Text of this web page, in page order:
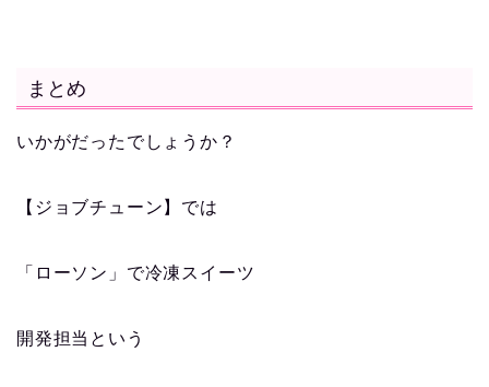
まとめ
いかがだったでしょうか？
【ジョブチューン】では
「ローソン」で冷凍スイーツ
開発担当という